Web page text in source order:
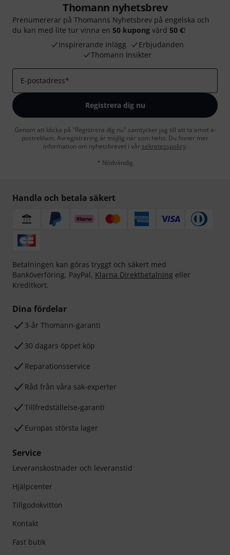
Thomann nyhetsbrev
Prenumererar på Thomanns Nyhetsbrev på engelska och
du kan med lite tur vinna en 50 kupong värd 50 €!
Inspirerande inlägg
Erbjudanden
Thomann Insikter
E-postadress*
Registrera dig nu
Genom att klicka på "Registrera dig nu" samtycker jag till att ta emot e-
postreklam. Avregistrering är möjlig när som helst. Du finner mer
information om nyhetsbrevet i vår sekretesspolicy.
* Nödvändig
Handla och betala säkert
Betalningen kan göras tryggt och säkert med
Banköverföring, PayPal, Klarna Direktbetalning eller
Kreditkort.
Dina fördelar
3-år Thomann-garanti
30 dagars öppet köp
Reparationsservice
Råd från våra sak-experter
Tillfredställelse-garanti
Europas största lager
Service
Leveranskostnader och leveranstid
Hjälpcenter
Tillgodokvitton
Kontakt
Fast butik